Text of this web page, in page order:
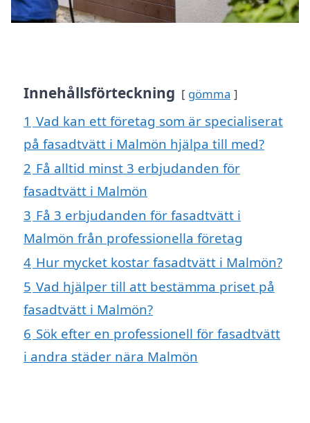
Innehållsförteckning gömma
1 Vad kan ett företag som är specialiserat
på fasadtvätt i Malmön hjälpa till med?
2 Få alltid minst 3 erbjudanden för
fasadtvätt i Malmön
3 Få 3 erbjudanden för fasadtvätt i
Malmön från professionella företag
4 Hur mycket kostar fasadtvätt i Malmön?
5 Vad hjälper till att bestämma priset på
fasadtvätt i Malmön?
6 Sök efter en professionell för fasadtvätt
i andra städer nära Malmön